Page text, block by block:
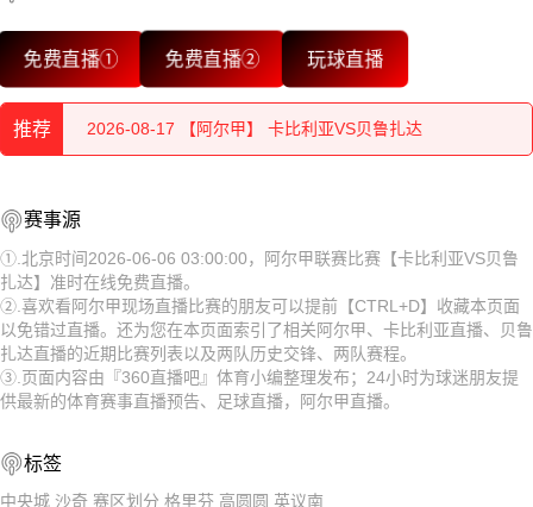
免费直播① 免费直播② 玩球直播
推荐
2026-08-17 【阿尔甲】 卡比利亚VS贝鲁扎达
2026-08-17 【阿尔甲】 卡比利亚VS贝鲁扎达
2026-08-17 【阿尔甲】 卡比利亚VS贝鲁扎达
2026-08-17 【阿尔甲】 卡比利亚VS贝鲁扎达
2026-08-17 【阿尔甲】 卡比利亚VS贝鲁扎达
2026-08-17 【阿尔甲】 卡比利亚VS贝鲁扎达
2026-08-17 【阿尔甲】 卡比利亚VS贝鲁扎达
2026-08-17 【阿尔甲】 卡比利亚VS贝鲁扎达
2026-08-17 【阿尔甲】 卡比利亚VS贝鲁扎达
赛事源
①.北京时间2026-06-06 03:00:00，阿尔甲联赛比赛【卡比利亚VS贝鲁
扎达】准时在线免费直播。
②.喜欢看阿尔甲现场直播比赛的朋友可以提前【CTRL+D】收藏本页面
以免错过直播。还为您在本页面索引了相关阿尔甲、卡比利亚直播、贝鲁
扎达直播的近期比赛列表以及两队历史交锋、两队赛程。
③.页面内容由『360直播吧』体育小编整理发布；24小时为球迷朋友提
供最新的体育赛事直播预告、足球直播，阿尔甲直播。
标签
中央城 沙奇 赛区划分 格里芬 高圆圆 英议南